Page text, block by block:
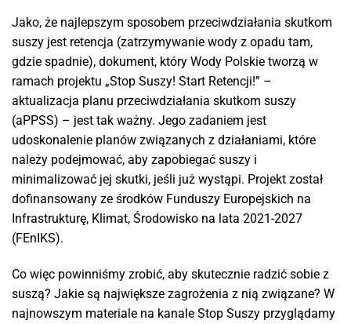
Jako, że najlepszym sposobem przeciwdziałania skutkom
suszy jest retencja (zatrzymywanie wody z opadu tam,
gdzie spadnie), dokument, który Wody Polskie tworzą w
ramach projektu „Stop Suszy! Start Retencji!” –
aktualizacja planu przeciwdziałania skutkom suszy
(aPPSS) – jest tak ważny. Jego zadaniem jest
udoskonalenie planów związanych z działaniami, które
należy podejmować, aby zapobiegać suszy i
minimalizować jej skutki, jeśli już wystąpi. Projekt został
dofinansowany ze środków Funduszy Europejskich na
Infrastrukturę, Klimat, Środowisko na lata 2021-2027
(FEnIKS).
Co więc powinniśmy zrobić, aby skutecznie radzić sobie z
suszą? Jakie są największe zagrożenia z nią związane? W
najnowszym materiale na kanale Stop Suszy przyglądamy